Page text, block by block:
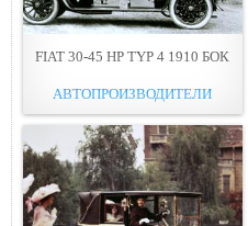
FIAT 30-45 HP TYP 4 1910 БОК
АВТОПРОИЗВОДИТЕЛИ